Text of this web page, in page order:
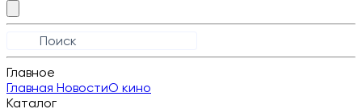
Главное
Главная НовостиО кино
Каталог